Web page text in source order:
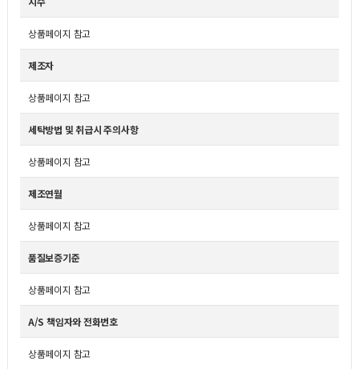
상품페이지 참고
제조자
상품페이지 참고
세탁방법 및 취급시 주의사항
상품페이지 참고
제조연월
상품페이지 참고
품질보증기준
상품페이지 참고
A/S 책임자와 전화번호
상품페이지 참고